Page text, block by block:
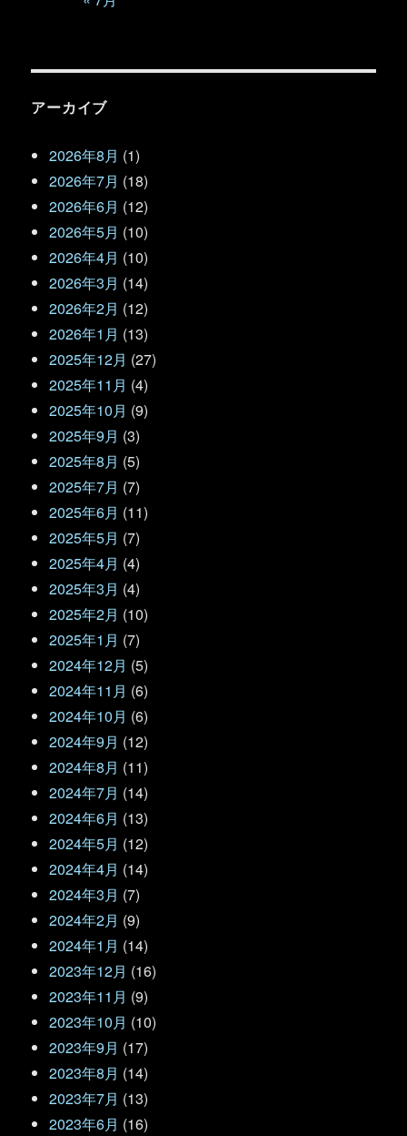
アーカイブ
2026年8月 (1)
2026年7月 (18)
2026年6月 (12)
2026年5月 (10)
2026年4月 (10)
2026年3月 (14)
2026年2月 (12)
2026年1月 (13)
2025年12月 (27)
2025年11月 (4)
2025年10月 (9)
2025年9月 (3)
2025年8月 (5)
2025年7月 (7)
2025年6月 (11)
2025年5月 (7)
2025年4月 (4)
2025年3月 (4)
2025年2月 (10)
2025年1月 (7)
2024年12月 (5)
2024年11月 (6)
2024年10月 (6)
2024年9月 (12)
2024年8月 (11)
2024年7月 (14)
2024年6月 (13)
2024年5月 (12)
2024年4月 (14)
2024年3月 (7)
2024年2月 (9)
2024年1月 (14)
2023年12月 (16)
2023年11月 (9)
2023年10月 (10)
2023年9月 (17)
2023年8月 (14)
2023年7月 (13)
2023年6月 (16)